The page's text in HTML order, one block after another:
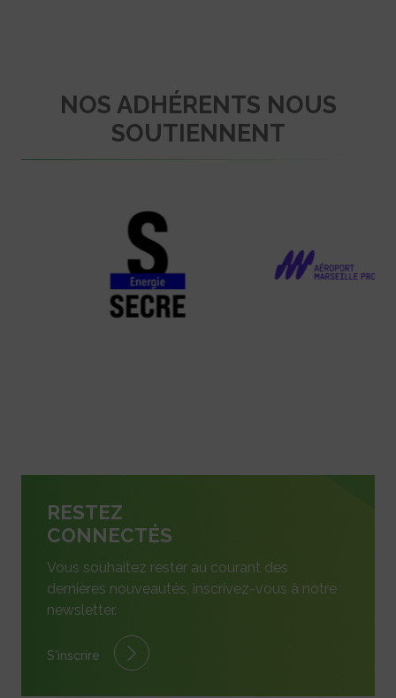
NOS ADHÉRENTS NOUS
SOUTIENNENT
RESTEZ
CONNECTÉS
Vous souhaitez rester au courant des
dernières nouveautés, inscrivez-vous à notre
newsletter.
S'inscrire